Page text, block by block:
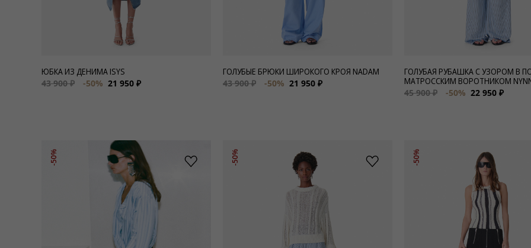
ЮБКА ИЗ ДЕНИМА ISYS
43 900 ₽
-50% 21 950 ₽
ГОЛУБЫЕ БРЮКИ ШИРОКОГО КРОЯ NADAM
43 900 ₽
-50% 21 950 ₽
ГОЛУБАЯ РУБАШКА С УЗОРОМ В
МАТРОССКИМ ВОРОТНИКОМ
45 900 ₽
-50% 22 950 ₽
-50% -50% -50%